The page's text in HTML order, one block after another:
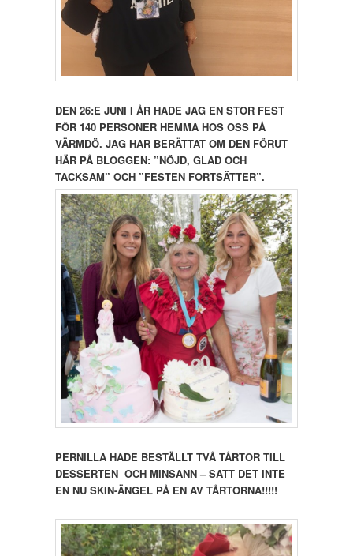
DEN 26:E JUNI I ÅR HADE JAG EN STOR FEST
FÖR 140 PERSONER HEMMA HOS OSS PÅ
VÄRMDÖ. JAG HAR BERÄTTAT OM DEN FÖRUT
HÄR PÅ BLOGGEN: ”NÖJD, GLAD OCH
TACKSAM” OCH ”FESTEN FORTSÄTTER”.
PERNILLA HADE BESTÄLLT TVÅ TÅRTOR TILL
DESSERTEN OCH MINSANN – SATT DET INTE
EN NU SKIN-ÄNGEL PÅ EN AV TÅRTORNA!!!!!